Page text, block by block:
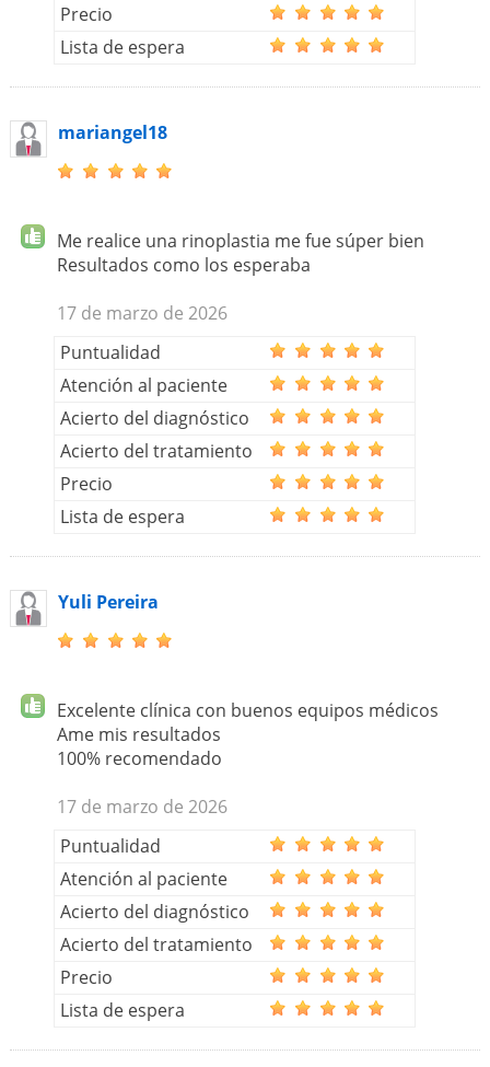
Precio
Lista de espera
mariangel18
Me realice una rinoplastia me fue súper bien
Resultados como los esperaba
17 de marzo de 2026
Puntualidad
Atención al paciente
Acierto del diagnóstico
Acierto del tratamiento
Precio
Lista de espera
Yuli Pereira
Excelente clínica con buenos equipos médicos
Ame mis resultados
100% recomendado
17 de marzo de 2026
Puntualidad
Atención al paciente
Acierto del diagnóstico
Acierto del tratamiento
Precio
Lista de espera